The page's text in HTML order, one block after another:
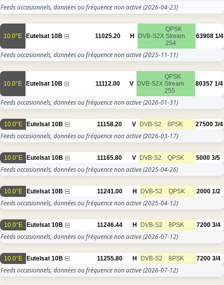
Feeds occasionnels, données ou fréquence non active(2026-04-23)
10.0°E Eutelsat 10B 11025.20 H DVB-S2X
QPSK
Stream
254
63908 1/4
Feeds occasionnels, données ou fréquence non active(2025-11-11)
10.0°E Eutelsat 10B 11112.00 V DVB-S2X
QPSK
Stream
255
80357 1/4
Feeds occasionnels, données ou fréquence non active(2026-01-31)
10.0°E Eutelsat 10B 11158.20 V DVB-S2 8PSK 27500 3/4
Feeds occasionnels, données ou fréquence non active(2026-03-17)
10.0°E Eutelsat 10B 11165.80 V DVB-S2 QPSK 5000 3/5
Feeds occasionnels, données ou fréquence non active(2025-04-26)
10.0°E Eutelsat 10B 11241.00 H DVB-S2 QPSK 2000 1/2
Feeds occasionnels, données ou fréquence non active(2025-04-12)
10.0°E Eutelsat 10B 11246.44 H DVB-S2 8PSK 7200 3/4
Feeds occasionnels, données ou fréquence non active(2026-07-12)
10.0°E Eutelsat 10B 11255.80 H DVB-S2 8PSK 7200 3/4
Feeds occasionnels, données ou fréquence non active(2026-07-12)